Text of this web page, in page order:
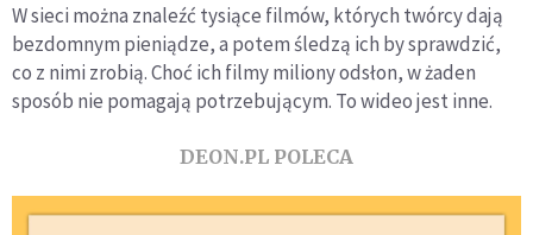
W sieci można znaleźć tysiące filmów, których twórcy dają
bezdomnym pieniądze, a potem śledzą ich by sprawdzić,
co z nimi zrobią. Choć ich filmy miliony odsłon, w żaden
sposób nie pomagają potrzebującym. To wideo jest inne.
DEON.PL POLECA